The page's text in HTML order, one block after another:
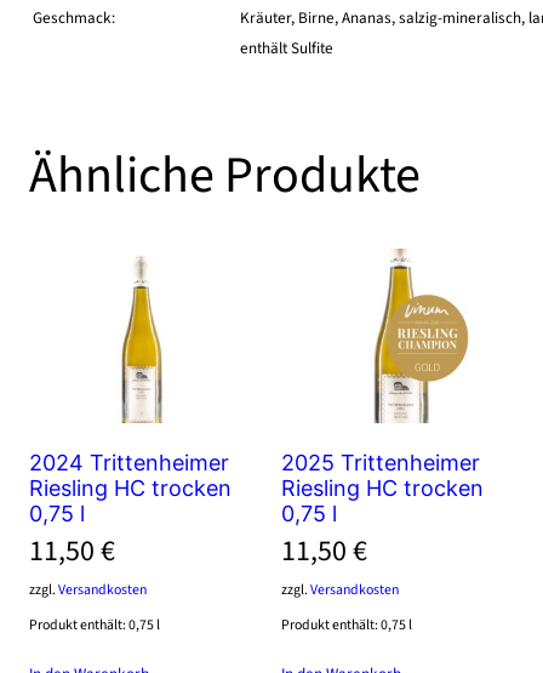
Geschmack:
Kräuter, Birne, Ananas, salzig-mineralisch,
enthält Sulfite
Ähnliche Produkte
2024 Trittenheimer
Riesling HC trocken
0,75 l
11,50€
zzgl.Versandkosten
Produkt enthält: 0,75l
2025 Trittenheimer
Riesling HC trocken
0,75 l
11,50€
zzgl.Versandkosten
Produkt enthält: 0,75l